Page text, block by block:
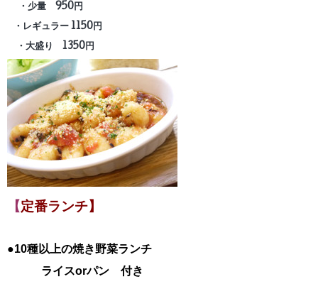
・少量 950円
・レギュラー 1150円
・大盛り 1350円
【定番ランチ】
●10種以上の焼き野菜ランチ
ライスorパン 付き